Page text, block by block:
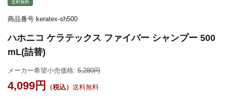
送料無料
商品番号 keratex-sh500
ハホニコ ケラテックス ファイバー シャンプー 500
mL(詰替)
メーカー希望小売価格: 5,280
4,099 送料無料